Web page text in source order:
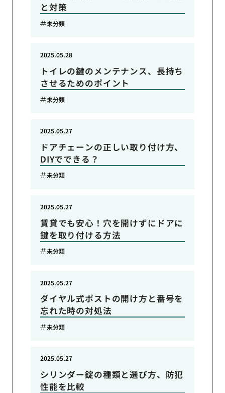
と対策
未分類
トイレの鍵のメンテナンス、長持ち
させるためのポイント
2025.05.28
未分類
ドアチェーンの正しい取り付け方、
DIYでできる？
2025.05.27
未分類
賃貸でも安心！穴を開けずにドアに
鍵を取り付ける方法
2025.05.27
未分類
ダイヤル式ポストの開け方と番号を
忘れた時の対処法
2025.05.27
未分類
シリンダー錠の種類と選び方、防犯
性能を比較
2025.05.27